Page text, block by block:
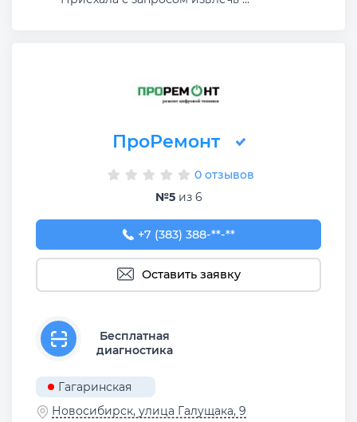
ПроРемонт
0 отзывов
№5из 6
+7 (383) 388-83-89
+7 (383) 388-**-**
Оставить заявку
Бесплатная
диагностика
Гагаринская
Новосибирск, улица Галущака, 9